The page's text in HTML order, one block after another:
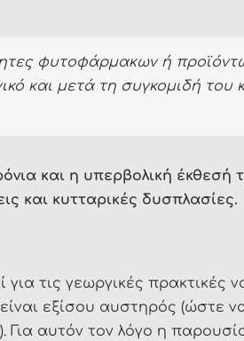
φυτοφάρμακων ή
και μετά τη συγκομιδή
και η υπερβολική
και κυτταρικές δυσπλασίες.
τις γεωργικές πρακτικές
εξίσου αυστηρός (ώστε
Για αυτόν τον λόγο η